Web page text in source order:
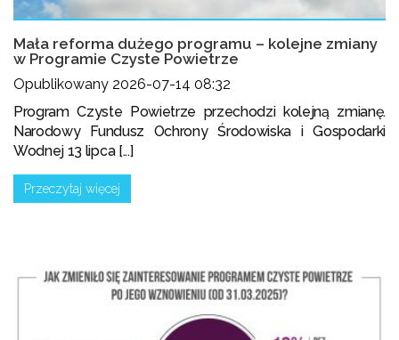
Mała reforma dużego programu – kolejne zmiany
w Programie Czyste Powietrze
Opublikowany 2026-07-14 08:32
Program Czyste Powietrze przechodzi kolejną zmianę.
Narodowy Fundusz Ochrony Środowiska i Gospodarki
Wodnej 13 lipca [...]
Przeczytaj więcej